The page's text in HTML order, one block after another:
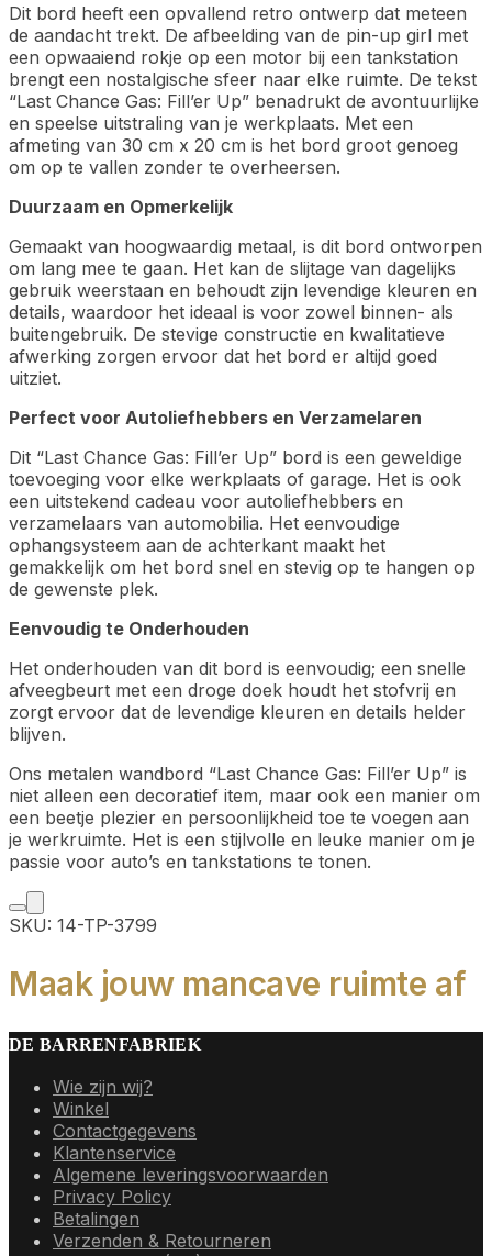
Dit bord heeft een opvallend retro ontwerp dat meteen
de aandacht trekt. De afbeelding van de pin-up girl met
een opwaaiend rokje op een motor bij een tankstation
brengt een nostalgische sfeer naar elke ruimte. De tekst
“Last Chance Gas: Fill’er Up” benadrukt de avontuurlijke
en speelse uitstraling van je werkplaats. Met een
afmeting van 30 cm x 20 cm is het bord groot genoeg
om op te vallen zonder te overheersen.
Duurzaam en Opmerkelijk
Gemaakt van hoogwaardig metaal, is dit bord ontworpen
om lang mee te gaan. Het kan de slijtage van dagelijks
gebruik weerstaan en behoudt zijn levendige kleuren en
details, waardoor het ideaal is voor zowel binnen- als
buitengebruik. De stevige constructie en kwalitatieve
afwerking zorgen ervoor dat het bord er altijd goed
uitziet.
Perfect voor Autoliefhebbers en Verzamelaren
Dit “Last Chance Gas: Fill’er Up” bord is een geweldige
toevoeging voor elke werkplaats of garage. Het is ook
een uitstekend cadeau voor autoliefhebbers en
verzamelaars van automobilia. Het eenvoudige
ophangsysteem aan de achterkant maakt het
gemakkelijk om het bord snel en stevig op te hangen op
de gewenste plek.
Eenvoudig te Onderhouden
Het onderhouden van dit bord is eenvoudig; een snelle
afveegbeurt met een droge doek houdt het stofvrij en
zorgt ervoor dat de levendige kleuren en details helder
blijven.
Ons metalen wandbord “Last Chance Gas: Fill’er Up” is
niet alleen een decoratief item, maar ook een manier om
een beetje plezier en persoonlijkheid toe te voegen aan
je werkruimte. Het is een stijlvolle en leuke manier om je
passie voor auto’s en tankstations te tonen.
SKU: 14-TP-3799
Maak jouw mancave ruimte af
DE BARRENFABRIEK
Wie zijn wij?
Winkel
Contactgegevens
Klantenservice
Algemene leveringsvoorwaarden
Privacy Policy
Betalingen
Verzenden & Retourneren